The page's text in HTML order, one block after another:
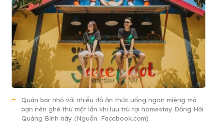
Quán bar nhỏ với nhiều đồ ăn thức uống ngon miệng mà
bạn nên ghé thử một lần khi lưu trú tại homestay Đồng Hới
Quảng Bình này (Nguồn: Facebook.com)